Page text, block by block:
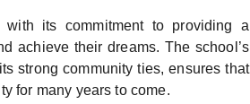
its commitment to providing a
achieve their dreams. The school’s
strong community ties, ensures that
for many years to come.